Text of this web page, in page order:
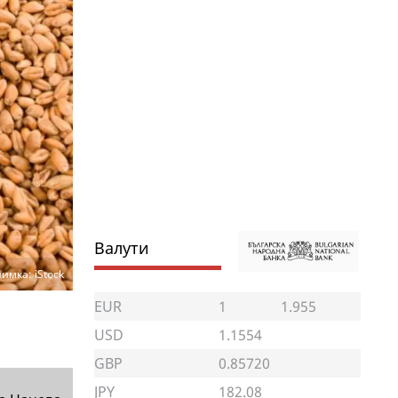
iStock
Валути
EUR 1
1.955
USD
1.1554
GBP
0.85720
JPY
182.08